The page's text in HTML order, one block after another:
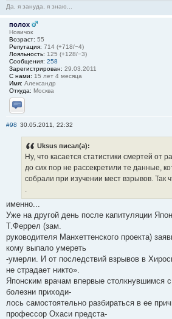
Да, я зануда, я знаю...
полох
Новичок
Возраст: 55
Репутация: 714 (+718/−4)
Лояльность: 125 (+128/−3)
Сообщения: 258
Зарегистрирован: 29.03.2011
С нами: 15 лет 4 месяца
Имя: Александр
Откуда: Москва
Отправить личное сообщение
#98 30.05.2011, 22:32
Uksus писал(а):
Ну, что касается статистики смертей
до сих пор не рассекретили те данные,
собрали при изучении мест взрывов. Так
.
именно...
Уже на другой день после капитуляции
Т.Феррел (зам.
руководителя Манхеттенского проекта)
кому выпало умереть
-умерли. И от последствий взрывов в
не страдает никто».
Японским врачам впервые столкнувшимся
болезни приходи-
лось самостоятельно разбираться в ее
профессор Охаси предста-